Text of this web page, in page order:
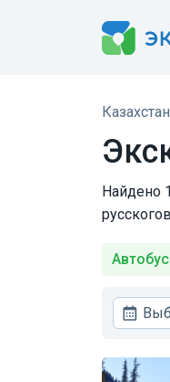
Казахстан
Найдено